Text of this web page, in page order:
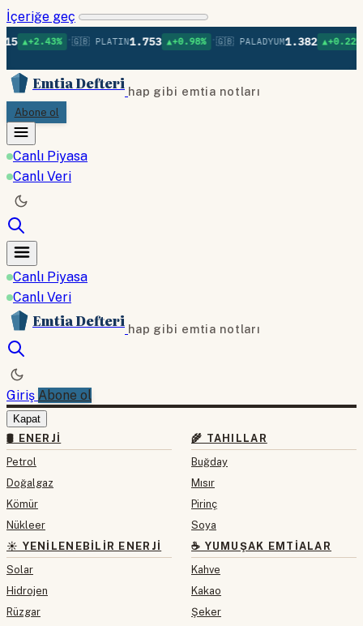
İçeriğe geç
• 🇬🇧 PLATIN1.753 ▲+0.98% • 🇬🇧 PALADYUM1.382 ▲+0.22% • 🇬🇧
Emtia Defteri hap gibi emtia notları
Abone ol
Canlı Piyasa
Canlı Veri
Canlı Piyasa
Canlı Veri
Emtia Defteri hap gibi emtia notları
Giriş Abone ol
Kapat
🛢 ENERJI
Petrol
Doğalgaz
Kömür
Nükleer
☀️ YENILENEBILIR ENERJI
Solar
Hidrojen
Rüzgar
🌾 TAHILLAR
Buğday
Mısır
Pirinç
Soya
☕ YUMUŞAK EMTIALAR
Kahve
Kakao
Şeker